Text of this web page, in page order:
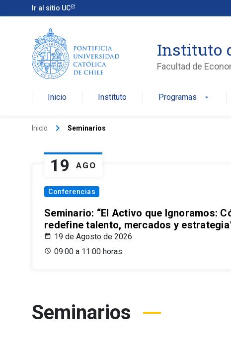
Ir al sitio UC
Instituto
Facultad de
Inicio Instituto Programas arrow_drop_down
Inicio keyboard_arrow_right Seminarios
19 AGO
Conferencias
Seminario: “El Activo que Ignoramos:
redefine talento, mercados y
19 de Agosto de 2026
09:00 a 11:00 horas
Seminarios